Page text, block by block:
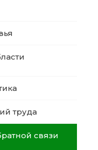
труда
связи